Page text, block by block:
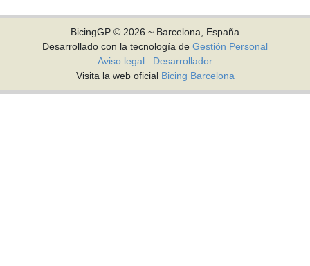
BicingGP © 2026 ~ Barcelona, España
Desarrollado con la tecnología de Gestión Personal
Aviso legal
Desarrollador
Visita la web oficial Bicing Barcelona